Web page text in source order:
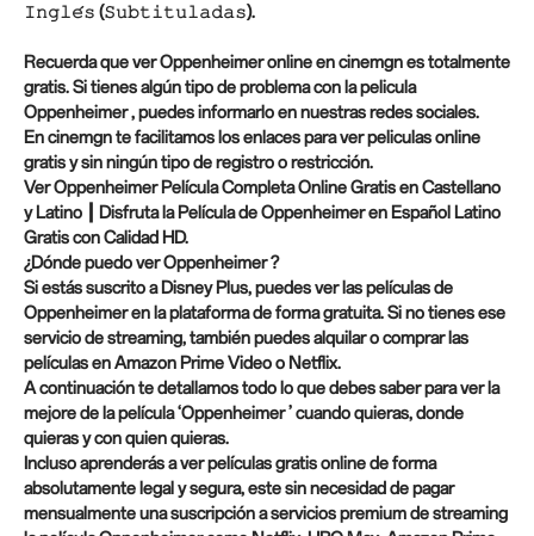
𝙸𝚗𝚐𝚕𝚎́𝚜 (𝚂𝚞𝚋𝚝𝚒𝚝𝚞𝚕𝚊𝚍𝚊𝚜).
Recuerda que ver Oppenheimer online en cinemgn es totalmente
gratis. Si tienes algún tipo de problema con la pelicula
Oppenheimer , puedes informarlo en nuestras redes sociales.
En cinemgn te facilitamos los enlaces para ver peliculas online
gratis y sin ningún tipo de registro o restricción.
Ver Oppenheimer Película Completa Online Gratis en Castellano
y Latino ┃ Disfruta la Película de Oppenheimer en Español Latino
Gratis con Calidad HD.
¿Dónde puedo ver Oppenheimer ?
Si estás suscrito a Disney Plus, puedes ver las películas de
Oppenheimer en la plataforma de forma gratuita. Si no tienes ese
servicio de streaming, también puedes alquilar o comprar las
películas en Amazon Prime Video o Netflix.
A continuación te detallamos todo lo que debes saber para ver la
mejore de la película ‘Oppenheimer ’ cuando quieras, donde
quieras y con quien quieras.
Incluso aprenderás a ver películas gratis online de forma
absolutamente legal y segura, este sin necesidad de pagar
mensualmente una suscripción a servicios premium de streaming